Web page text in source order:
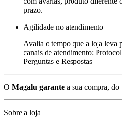
prazo.
Agilidade no atendimento
Avalia o tempo que a loja leva
canais de atendimento:
Perguntas e Respostas
O Magalu garante a sua compra, do
Sobre a loja